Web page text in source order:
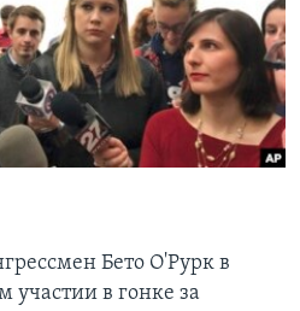
Бето О'Рурк в
участии в гонке за